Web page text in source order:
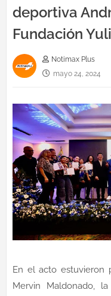
deportiva
Fundación
Notimax Plus
mayo 24, 2024
En el acto estuvieron
Mervin Maldonado,